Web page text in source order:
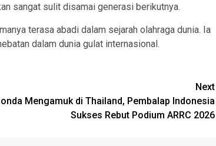
sangat sulit disamai generasi berikutnya.
terasa abadi dalam sejarah olahraga dunia. Ia
dalam dunia gulat internasional.
Next
Mengamuk di Thailand, Pembalap Indonesia
Sukses Rebut Podium ARRC 2026